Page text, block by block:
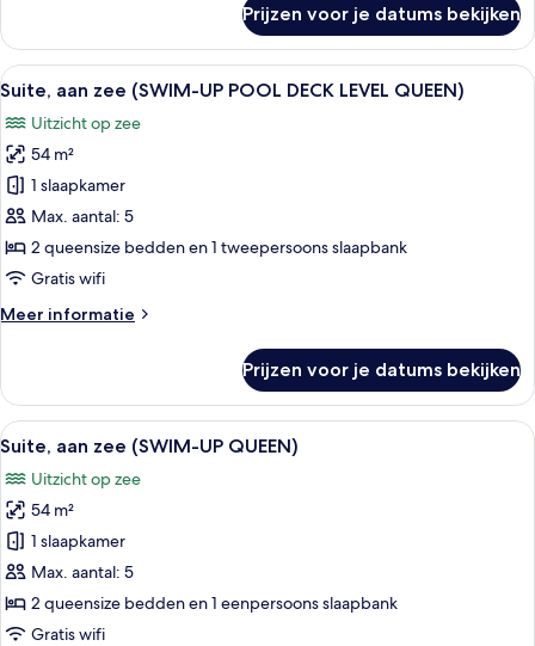
laden
aan
zee
(SWIM-
POOL
DECK
LEVEL
KING)
Prijzen voor je datums bekijken
Alle
foto's
voor
Suite,
aan
zee
(SWIM-
UP
DECK
laden
Een hotelkamer met twee bedden,
11
Suite, aan zee (SWIM-UP POOL DECK LEVEL QUEEN)
Uitzicht op zee
54 m²
1 slaapkamer
Max. aantal: 5
2 queensize bedden en 1 tweepersoons slaapbank
Gratis wifi
Meer informatie
Meer
aan
zee
(SWIM-
POOL
DECK
LEVEL
QUEEN)
Prijzen voor je datums bekijken
Alle
foto's
voor
Suite,
aan
zee
(SWIM-
UP
Een hotelkamer met een bed, een
10
Suite, aan zee (SWIM-UP QUEEN)
Uitzicht op zee
54 m²
1 slaapkamer
Max. aantal: 5
2 queensize bedden en 1 eenpersoons slaapbank
Gratis wifi